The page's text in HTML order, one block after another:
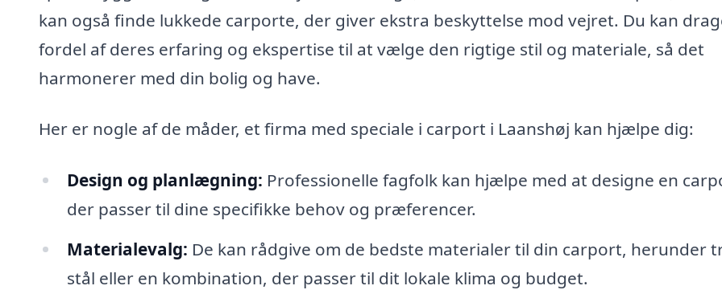
kan også finde lukkede carporte, der giver ekstra beskyttelse mod vejret. Du kan
fordel af deres erfaring og ekspertise til at vælge den rigtige stil og materiale, så det
harmonerer med din bolig og have.
Her er nogle af de måder, et firma med speciale i carport i Laanshøj kan hjælpe dig:
Design og planlægning: Professionelle fagfolk kan hjælpe med at designe en
der passer til dine specifikke behov og præferencer.
Materialevalg: De kan rådgive om de bedste materialer til din carport, herunder
stål eller en kombination, der passer til dit lokale klima og budget.